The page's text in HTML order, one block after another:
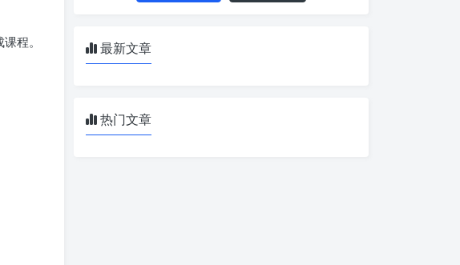
程。
最新文章
热门文章